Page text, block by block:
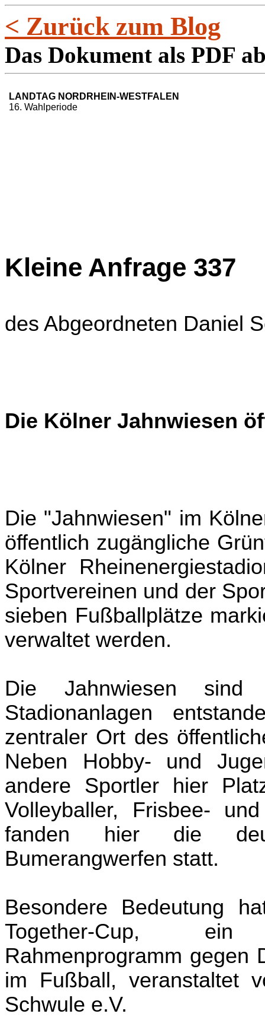
< Zurück zum Blog
Das Dokument als PDF
LANDTAG NORDRHEIN-WESTFALEN
16. Wahlperiode
Kleine Anfrage 337
des Abgeordneten Daniel
Die Kölner Jahnwiesen
Die "Jahnwiesen" im
öffentlich zugängliche
Kölner
Sportvereinen und der
sieben Fußballplätze
verwaltet werden.
Die Jahnwiesen
Stadionanlagen
zentraler Ort des
Neben Hobby- und
andere Sportler hier
Volleyballer, Frisbee-
fanden hier die
Bumerangwerfen statt.
Besondere Bedeutung
Together-Cup, ein
Rahmenprogramm gegen
im Fußball, veranstaltet
Schwule e.V.